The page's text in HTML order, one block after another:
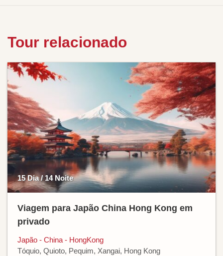
Tour relacionado
15 Dia / 14 Noite
Viagem para Japão China Hong Kong em
privado
Japão - China - HongKong
Tóquio, Quioto, Pequim, Xangai, Hong Kong